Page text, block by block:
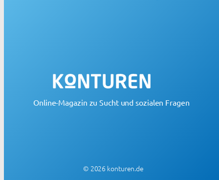
Online-Magazin zu Sucht und sozialen Fragen
© 2026 konturen.de